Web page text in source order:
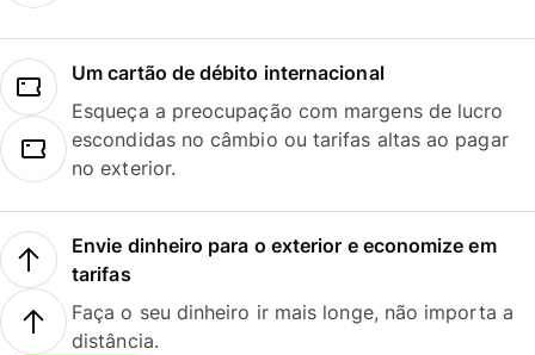
Um cartão de débito internacional
Esqueça a preocupação com margens de lucro
escondidas no câmbio ou tarifas altas ao pagar
no exterior.
Envie dinheiro para o exterior e economize em
tarifas
Faça o seu dinheiro ir mais longe, não importa a
distância.